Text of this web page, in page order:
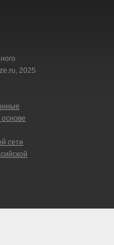
2025
сети